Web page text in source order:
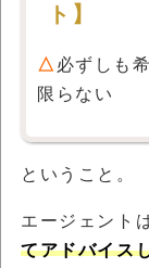
ト】
△ 必ずしも
限らない
ということ。
エージェント
てアドバイス